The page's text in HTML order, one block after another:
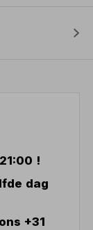
!
dag
+31